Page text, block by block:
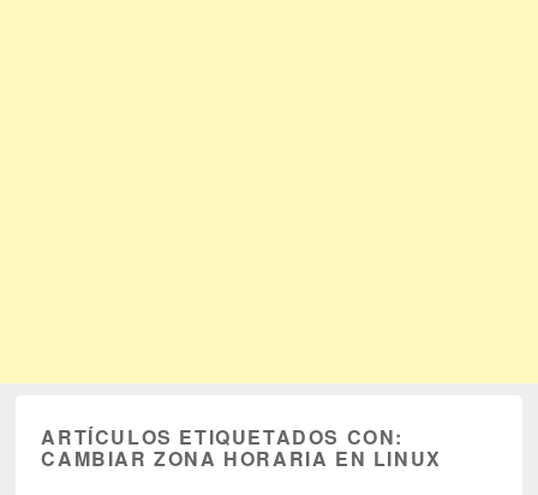
ARTÍCULOS ETIQUETADOS CON:
CAMBIAR ZONA HORARIA EN LINUX